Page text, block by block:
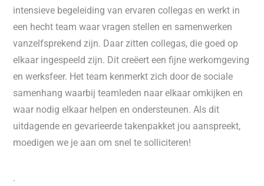
intensieve begeleiding van ervaren collegas en werkt in
een hecht team waar vragen stellen en samenwerken
vanzelfsprekend zijn. Daar zitten collegas, die goed op
elkaar ingespeeld zijn. Dit creëert een fijne werkomgeving
en werksfeer. Het team kenmerkt zich door de sociale
samenhang waarbij teamleden naar elkaar omkijken en
waar nodig elkaar helpen en ondersteunen. Als dit
uitdagende en gevarieerde takenpakket jou aanspreekt,
moedigen we je aan om snel te solliciteren!
.